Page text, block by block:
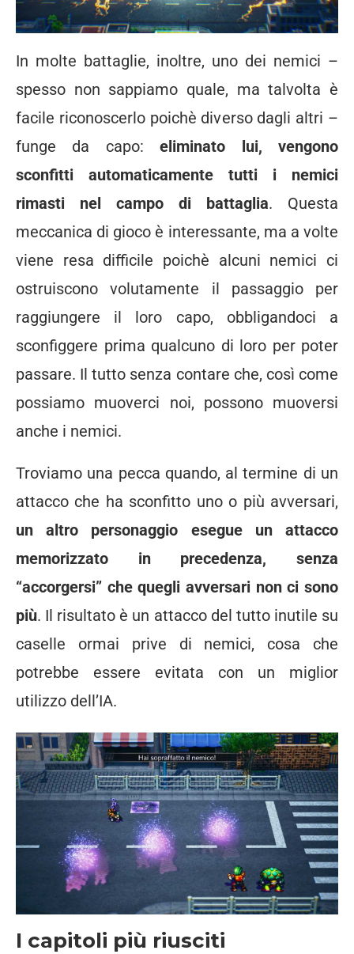
In molte battaglie, inoltre, uno dei nemici –
spesso non sappiamo quale, ma talvolta è
facile riconoscerlo poichè diverso dagli altri –
funge da capo:eliminato lui, vengono
sconfitti automaticamente tutti i nemici
rimasti nel campo di battaglia. Questa
meccanica di gioco è interessante, ma a volte
viene resa difficile poichè alcuni nemici ci
ostruiscono volutamente il passaggio per
raggiungere il loro capo, obbligandoci a
sconfiggere prima qualcuno di loro per poter
passare. Il tutto senza contare che, così come
possiamo muoverci noi, possono muoversi
anche i nemici.
Troviamo una pecca quando, al termine di un
attacco che ha sconfitto uno o più avversari,
un altro personaggio esegue un attacco
memorizzato in precedenza, senza
“accorgersi” che quegli avversari non ci sono
più. Il risultato è un attacco del tutto inutile su
caselle ormai prive di nemici, cosa che
potrebbe essere evitata con un miglior
utilizzo dell’IA.
I capitoli più riusciti